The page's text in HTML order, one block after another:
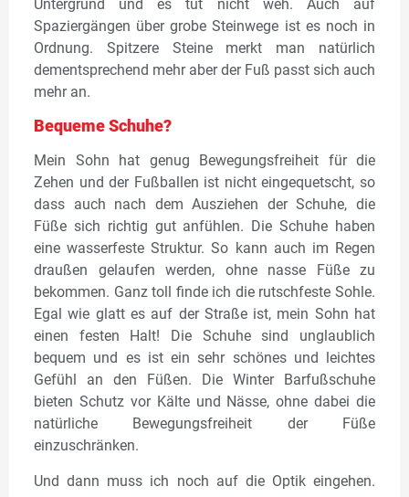
Untergrund und es tut nicht weh. Auch auf
Spaziergängen über grobe Steinwege ist es noch in
Ordnung. Spitzere Steine merkt man natürlich
dementsprechend mehr aber der Fuß passt sich auch
mehr an.
Bequeme Schuhe?
Mein Sohn hat genug Bewegungsfreiheit für die
Zehen und der Fußballen ist nicht eingequetscht, so
dass auch nach dem Ausziehen der Schuhe, die
Füße sich richtig gut anfühlen. Die Schuhe haben
eine wasserfeste Struktur. So kann auch im Regen
draußen gelaufen werden, ohne nasse Füße zu
bekommen. Ganz toll finde ich die rutschfeste Sohle.
Egal wie glatt es auf der Straße ist, mein Sohn hat
einen festen Halt! Die Schuhe sind unglaublich
bequem und es ist ein sehr schönes und leichtes
Gefühl an den Füßen. Die Winter Barfußschuhe
bieten Schutz vor Kälte und Nässe, ohne dabei die
natürliche Bewegungsfreiheit der Füße
einzuschränken.
Und dann muss ich noch auf die Optik eingehen.